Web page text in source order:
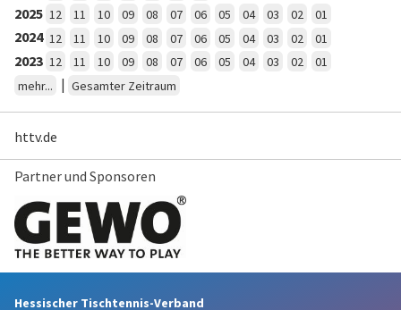
2025 12 11 10 09 08 07 06 05 04 03 02 01
2024 12 11 10 09 08 07 06 05 04 03 02 01
2023 12 11 10 09 08 07 06 05 04 03 02
01
mehr...
| Gesamter Zeitraum
httv.de
Partner und Sponsoren
Hessischer Tischtennis-Verband